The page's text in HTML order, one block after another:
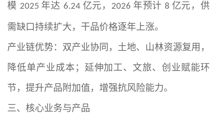
模 2025 年达 6.24 亿元， 2026 年预计 8 亿元，供
需缺口持续扩大，干品价格逐年上涨。
产业链优势：双产业协同，土地、山林资源复用，
降低单产业成本；延伸加工、文旅、创业赋能环
节，提升产品附加值，增强抗风险能力。
三、核心业务与产品